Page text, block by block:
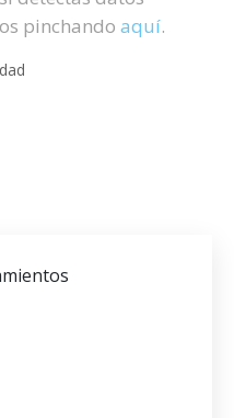
pinchando aquí.